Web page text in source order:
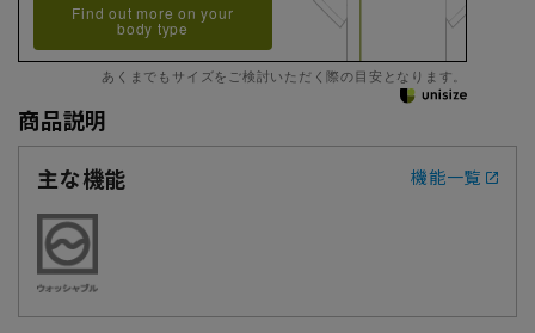
Find out more on your
body type
あくまでもサイズをご検討いただく際の目安となります。
商品説明
主な機能
機能一覧